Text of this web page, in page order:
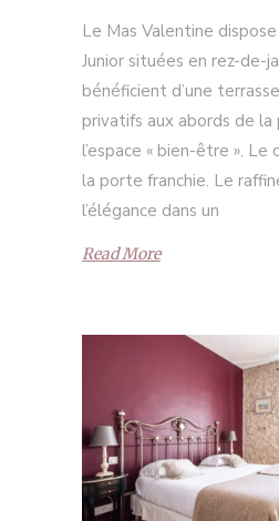
Le Mas Valentine
Junior situées en rez-de-
bénéficient d’une
privatifs aux abords de la
l’espace « bien-être ». Le
la porte franchie. Le
l’élégance dans un
Read More